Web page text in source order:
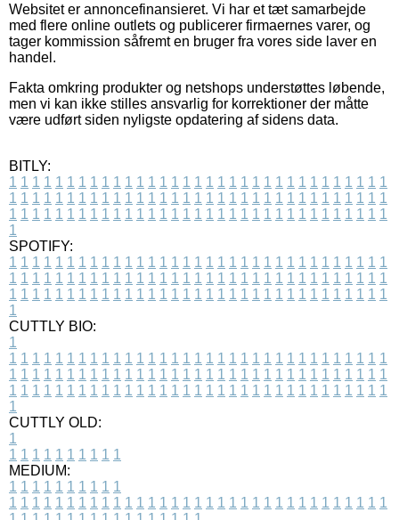
Websitet er annoncefinansieret. Vi har et tæt samarbejde
med flere online outlets og publicerer firmaernes varer, og
tager kommission såfremt en bruger fra vores side laver en
handel.
Fakta omkring produkter og netshops understøttes løbende,
men vi kan ikke stilles ansvarlig for korrektioner der måtte
være udført siden nyligste opdatering af sidens data.
BITLY:
1 1 1 1 1 1 1 1 1 1 1 1 1 1 1 1 1 1 1 1 1 1 1 1 1 1 1 1 1 1 1 1 1
1 1 1 1 1 1 1 1 1 1 1 1 1 1 1 1 1 1 1 1 1 1 1 1 1 1 1 1 1 1 1 1 1
1 1 1 1 1 1 1 1 1 1 1 1 1 1 1 1 1 1 1 1 1 1 1 1 1 1 1 1 1 1 1 1 1
1
SPOTIFY:
1 1 1 1 1 1 1 1 1 1 1 1 1 1 1 1 1 1 1 1 1 1 1 1 1 1 1 1 1 1 1 1 1
1 1 1 1 1 1 1 1 1 1 1 1 1 1 1 1 1 1 1 1 1 1 1 1 1 1 1 1 1 1 1 1 1
1 1 1 1 1 1 1 1 1 1 1 1 1 1 1 1 1 1 1 1 1 1 1 1 1 1 1 1 1 1 1 1 1
1
CUTTLY BIO:
1
1 1 1 1 1 1 1 1 1 1 1 1 1 1 1 1 1 1 1 1 1 1 1 1 1 1 1 1 1 1 1 1 1
1 1 1 1 1 1 1 1 1 1 1 1 1 1 1 1 1 1 1 1 1 1 1 1 1 1 1 1 1 1 1 1 1
1 1 1 1 1 1 1 1 1 1 1 1 1 1 1 1 1 1 1 1 1 1 1 1 1 1 1 1 1 1 1 1 1
1
CUTTLY OLD:
1
1 1 1 1 1 1 1 1 1 1
MEDIUM:
1 1 1 1 1 1 1 1 1 1
1 1 1 1 1 1 1 1 1 1 1 1 1 1 1 1 1 1 1 1 1 1 1 1 1 1 1 1 1 1 1 1 1